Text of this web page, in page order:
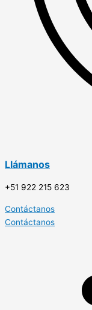
Llámanos
+51 922 215 623
Contáctanos
Contáctanos